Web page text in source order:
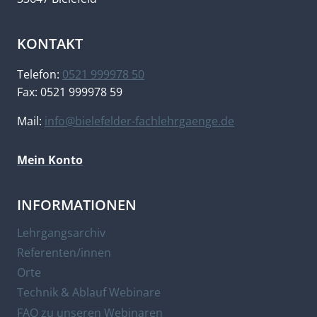
KONTAKT
Telefon: 0521 999978 50
Fax: 0521 999978 59
Mail: info@bielefelder-fachlehrgaenge.de
Mein Konto
INFORMATIONEN
Lehrgangsarchiv
Referenten/innen
Orte
Technik & Ablauf Webinare
FAQ zu unseren Webinaren